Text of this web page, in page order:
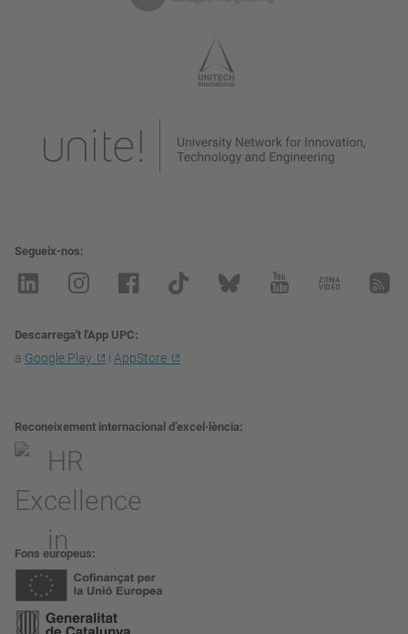
Segueix-nos
Descarrega't l'App UPC
a Google Play i AppStore
Reconeixement internacional d’excel·lència
Fons europeus